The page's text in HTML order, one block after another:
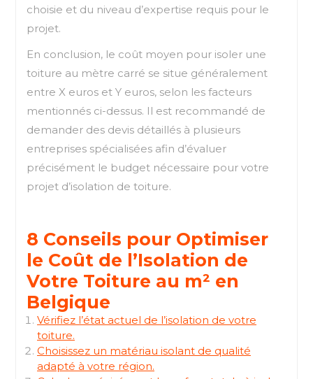
choisie et du niveau d’expertise requis pour le
projet.
En conclusion, le coût moyen pour isoler une
toiture au mètre carré se situe généralement
entre X euros et Y euros, selon les facteurs
mentionnés ci-dessus. Il est recommandé de
demander des devis détaillés à plusieurs
entreprises spécialisées afin d’évaluer
précisément le budget nécessaire pour votre
projet d’isolation de toiture.
8 Conseils pour Optimiser
le Coût de l’Isolation de
Votre Toiture au m² en
Belgique
Vérifiez l’état actuel de l’isolation de votre
toiture.
Choisissez un matériau isolant de qualité
adapté à votre région.